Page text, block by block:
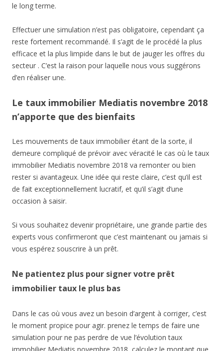
le long terme.
Effectuer une simulation n’est pas obligatoire, cependant ça
reste fortement recommandé. Il s’agit de le procédé la plus
efficace et la plus limpide dans le but de jauger les offres du
secteur . C’est la raison pour laquelle nous vous suggérons
d’en réaliser une.
Le taux immobilier Mediatis novembre 2018
n’apporte que des bienfaits
Les mouvements de taux immobilier étant de la sorte, il
demeure compliqué de prévoir avec véracité le cas où le taux
immobilier Mediatis novembre 2018 va remonter ou bien
rester si avantageux. Une idée qui reste claire, c’est qu’il est
de fait exceptionnellement lucratif, et qu’il s’agit d’une
occasion à saisir.
Si vous souhaitez devenir propriétaire, une grande partie des
experts vous confirmeront que c’est maintenant ou jamais si
vous espérez souscrire à un prêt.
Ne patientez plus pour signer votre prêt
immobilier taux le plus bas
Dans le cas où vous avez un besoin d’argent à corriger, c’est
le moment propice pour agir. prenez le temps de faire une
simulation pour ne pas perdre de vue l’évolution taux
immobilier Mediatis novembre 2018, calculez le montant que